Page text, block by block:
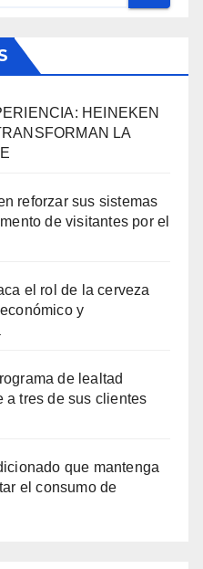
HEINEKEN
LA
reforzar sus sistemas
de visitantes por el
el rol de la cerveza
y
de lealtad
a tres de sus clientes
que mantenga
el consumo de